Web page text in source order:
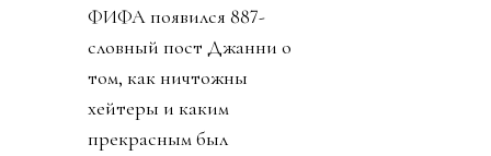
ФИФА появился 887-
словный пост Джанни о
том, как ничтожны
хейтеры и каким
прекрасным был